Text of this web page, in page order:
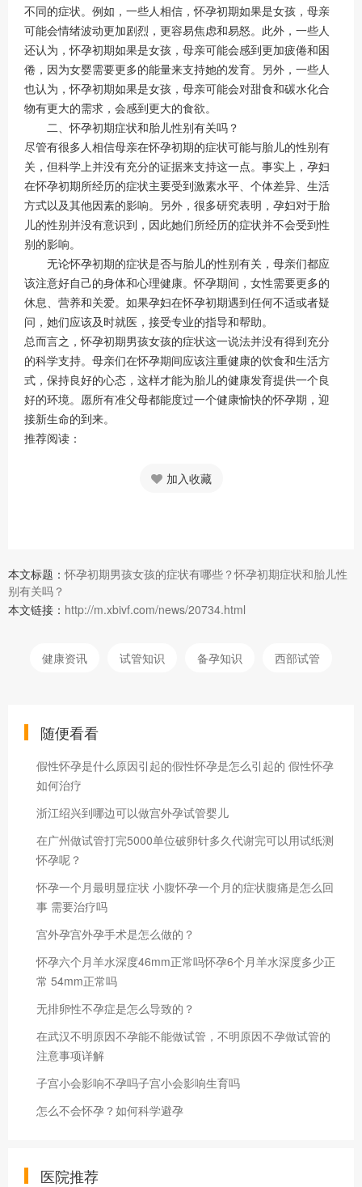
不同的症状。例如，一些人相信，怀孕初期如果是女孩，母亲
可能会情绪波动更加剧烈，更容易焦虑和易怒。此外，一些人
还认为，怀孕初期如果是女孩，母亲可能会感到更加疲倦和困
倦，因为女婴需要更多的能量来支持她的发育。另外，一些人
也认为，怀孕初期如果是女孩，母亲可能会对甜食和碳水化合
物有更大的需求，会感到更大的食欲。
二、怀孕初期症状和胎儿性别有关吗？
尽管有很多人相信母亲在怀孕初期的症状可能与胎儿的性别有
关，但科学上并没有充分的证据来支持这一点。事实上，孕妇
在怀孕初期所经历的症状主要受到激素水平、个体差异、生活
方式以及其他因素的影响。另外，很多研究表明，孕妇对于胎
儿的性别并没有意识到，因此她们所经历的症状并不会受到性
别的影响。
无论怀孕初期的症状是否与胎儿的性别有关，母亲们都应
该注意好自己的身体和心理健康。怀孕期间，女性需要更多的
休息、营养和关爱。如果孕妇在怀孕初期遇到任何不适或者疑
问，她们应该及时就医，接受专业的指导和帮助。
总而言之，怀孕初期男孩女孩的症状这一说法并没有得到充分
的科学支持。母亲们在怀孕期间应该注重健康的饮食和生活方
式，保持良好的心态，这样才能为胎儿的健康发育提供一个良
好的环境。愿所有准父母都能度过一个健康愉快的怀孕期，迎
接新生命的到来。
推荐阅读：
加入收藏
本文标题：怀孕初期男孩女孩的症状有哪些？怀孕初期症状和胎儿性
别有关吗？
本文链接： http://m.xbivf.com/news/20734.html
健康资讯 试管知识 备孕知识 西部试管
随便看看
假性怀孕是什么原因引起的假性怀孕是怎么引起的 假性怀孕
如何治疗
浙江绍兴到哪边可以做宫外孕试管婴儿
在广州做试管打完5000单位破卵针多久代谢完可以用试纸测
怀孕呢？
怀孕一个月最明显症状 小腹怀孕一个月的症状腹痛是怎么回
事 需要治疗吗
宫外孕宫外孕手术是怎么做的？
怀孕六个月羊水深度46mm正常吗怀孕6个月羊水深度多少正
常 54mm正常吗
无排卵性不孕症是怎么导致的？
在武汉不明原因不孕能不能做试管，不明原因不孕做试管的
注意事项详解
子宫小会影响不孕吗子宫小会影响生育吗
怎么不会怀孕？如何科学避孕
医院推荐